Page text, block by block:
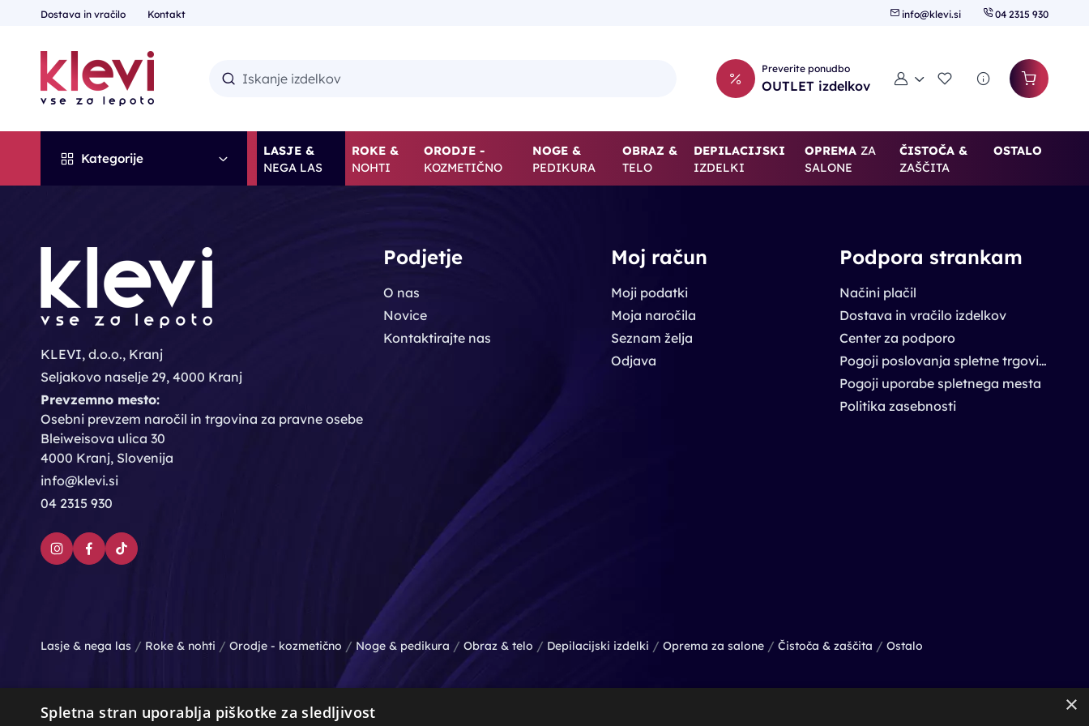
Dostava in vračilo Kontakt info@klevi.si 04 2315 930
Preverite ponudbo
OUTLET izdelkov Moj računSeznam želja
Kategorije
LASJE &
NEGA LAS
ROKE &
NOHTI
ORODJE -
KOZMETIČNO
NOGE &
PEDIKURA
OBRAZ &
TELO
DEPILACIJSKI
IZDELKI
OPREMAZA
SALONE
ČISTOČA &
ZAŠČITA
OSTALO
KLEVI, d.o.o., Kranj
Seljakovo naselje 29, 4000 Kranj
Prevzemno mesto:
Osebni prevzem naročil in trgovina za pravne osebe
Bleiweisova ulica 30
4000 Kranj, Slovenija
info@klevi.si
04 2315 930
Podjetje
O nas
Novice
Kontaktirajte nas
Moj račun
Moji podatki
Moja naročila
Seznam želja
Odjava
Podpora strankam
Načini plačil
Dostava in vračilo izdelkov
Center za podporo
Pogoji poslovanja spletne trgovine
Pogoji uporabe spletnega mesta
Politika zasebnosti
Lasje & nega las / Roke & nohti / Orodje - kozmetično / Noge & pedikura / Obraz & telo / Depilacijski izdelki / Oprema za salone / Čistoča & zaščita / Ostalo
×
Spletna stran uporablja piškotke za sledljivost